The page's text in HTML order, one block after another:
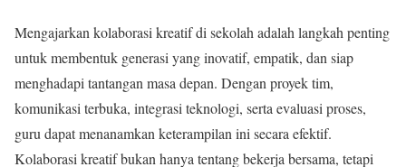
Mengajarkan kolaborasi kreatif di sekolah adalah langkah penting
untuk membentuk generasi yang inovatif, empatik, dan siap
menghadapi tantangan masa depan. Dengan proyek tim,
komunikasi terbuka, integrasi teknologi, serta evaluasi proses,
guru dapat menanamkan keterampilan ini secara efektif.
Kolaborasi kreatif bukan hanya tentang bekerja bersama, tetapi